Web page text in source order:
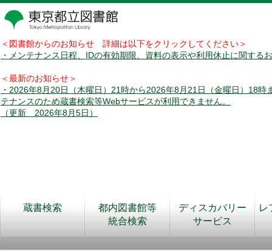
＜図書館からのお知らせ 詳細は以下をクリックしてください＞
・メンテナンス日程、IDの有効期限、資料の表示や利用休止に関する
＜最新のお知らせ＞
・2026年8月20日（木曜日）21時から2026年8月21日（金曜日）18時
テナンスのため蔵書検索等Webサービスが利用できません。
（更新 2026年8月5日）
蔵書検索
都内図書館等
統合検索
ディスカバリー
サービス
レ